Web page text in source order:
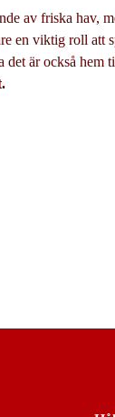
av friska hav,
en viktig roll att
det är också hem